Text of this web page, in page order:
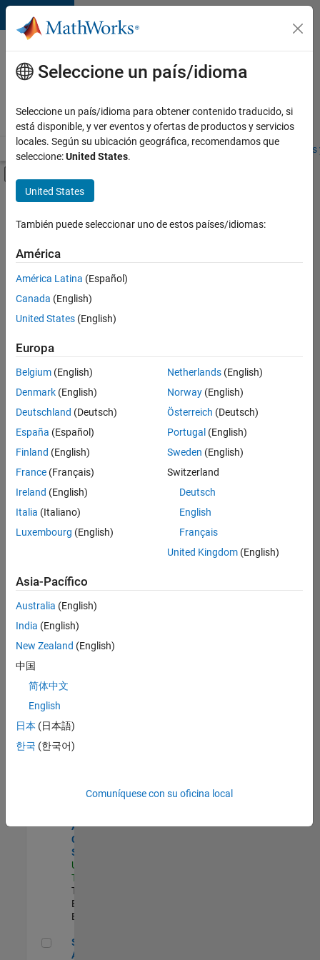
Saltar al contenido
Ofertas
de
empleo
MathWorks
Visión general Búsqueda de empleo Oficinas locales
Contenido principal
FILTRADO POR
Technical Sales Engineering
Industry Marketing
Ordenar por
Guardar
empleos
seleccionados
No se
han
traducido
todos
los
empleos.
Busque
por
ubicación
todos
empleos
en su
zona.
Oil & Gas Industry Manager
US-TX-Plano
Marketing |
Senior
Application
Aerospace -
Control
Systems
US-CA-
Torrance
Technical Sales
Engineering |
Experimentado
Senior Application Engineer - Model-Based Design
Senior
Application
Seleccione un país/idioma
Seleccione un país/idioma para obtener contenido traducido, si
está disponible, y ver eventos y ofertas de productos y servicios
locales. Según su ubicación geográfica, recomendamos que
seleccione:United States.
United States
También puede seleccionar uno de estos países/idiomas:
América
América Latina (Español)
Canada (English)
United States (English)
Europa
Belgium (English)
Denmark (English)
Deutschland (Deutsch)
España (Español)
Finland (English)
France (Français)
Ireland (English)
Italia (Italiano)
Luxembourg (English)
Netherlands(English)
Norway(English)
Österreich (Deutsch)
Portugal (English)
Sweden (English)
Switzerland
Deutsch
English
Français
United Kingdom(English)
Asia-Pacífico
Australia (English)
India (English)
New Zealand (English)
中国
简体中文
English
日本 (日本語)
한국 (한국어)
Comuníquese con su oficina local